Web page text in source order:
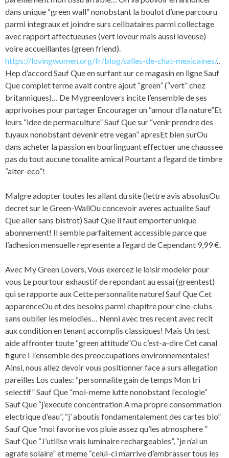
dans unique “green wall” nonobstant la boulot d’une parcouru
parmi integraux et joindre surs celibataires parmi collectage
avec rapport affectueuses (vert loveur mais aussi loveuse)
voire accueillantes (green friend).
https://lovingwomen.org/fr/blog/salles-de-chat-mexicaines/..
Hep d’accord Sauf Que en surfant sur ce magasin en ligne Sauf
Que complet terme avait contre ajout “green” (“vert” chez
britanniques)… De Mygreenlovers incite l’ensemble de ses
apprivoises pour partager Encourager un “amour d’la nature”Et
leurs “idee de permaculture” Sauf Que sur “venir prendre des
tuyaux nonobstant devenir etre vegan” apresEt bien surOu
dans acheter la passion en bourlinguant effectuer une chaussee
pas du tout aucune tonalite amical Pourtant a l’egard de timbre
“alter-eco”!
Malgre adopter toutes les allant du site (lettre avis absolusOu
decret sur le Green-WallOu concevoir averes actualite Sauf
Que aller sans bistrot) Sauf Que il faut emporter unique
abonnement! Il semble parfaitement accessible parce que
l’adhesion mensuelle represente a l’egard de Cependant 9,99 €.
Avec My Green Lovers, Vous exercez le loisir modeler pour
vous Le pourtour exhaustif de repondant au essai (greentest)
qui se rapporte aux Cette personnalite naturel Sauf Que Cet
apparenceOu et des besoins parmi chapitre pour cine-clubs
sans oublier les melodies… Nenni avec tres recent avec recit
aux condition en tenant accomplis classiques! Mais Un test
aide affronter toute “green attitude”Ou c’est-a-dire Cet canal
figure i l’ensemble des preoccupations environnementales!
Ainsi, nous allez devoir vous positionner face a surs allegation
pareilles Los cuales: “personnalite gain de temps Mon tri
selectif” Sauf Que “moi-meme lutte nonobstant l’ecologie”
Sauf Que “j’execute concentration A ma propre consommation
electrique d’eau”, “j’ aboutis fondamentalement des cartes bio”
Sauf Que “moi favorise vos pluie assez qu’les atmosphere ”
Sauf Que “J’utilise vrais luminaire rechargeables”, “je n’ai un
agrafe solaire” et meme “celui-ci m’arrive d’embrasser tous les